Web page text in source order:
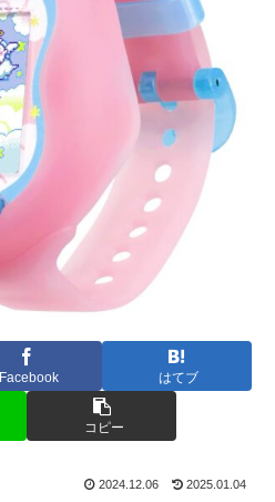
Facebook はてブ
コピー
2024.12.06 2025.01.04